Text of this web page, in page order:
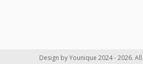
Design by Younique 2024 - 2026.